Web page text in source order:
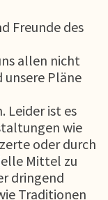
Freunde des
allen nicht
unsere Pläne
Leider ist es
wie
oder durch
Mittel zu
dringend
Traditionen